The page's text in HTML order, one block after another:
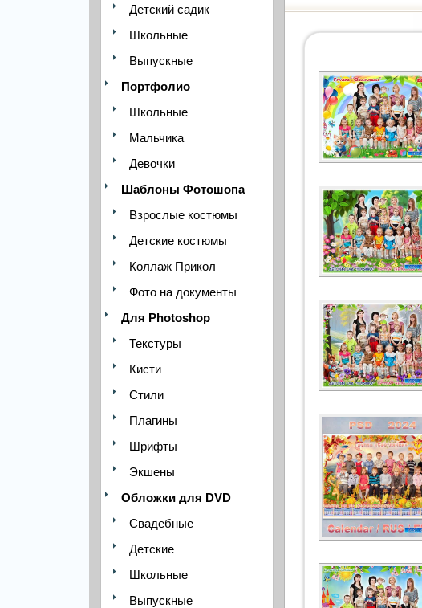
Детский садик
Школьные
Выпускные
Портфолио
Школьные
Мальчика
Девочки
Шаблоны Фотошопа
Взрослые костюмы
Детские костюмы
Коллаж Прикол
Фото на документы
Для Photoshop
Текстуры
Кисти
Стили
Плагины
Шрифты
Экшены
Обложки для DVD
Свадебные
Детские
Школьные
Выпускные